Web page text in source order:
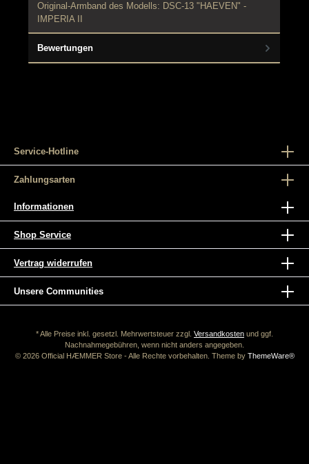
Original-Armband des Modells: DSC-13 "HAEVEN" -
IMPERIA II
Bewertungen
Service-Hotline
Zahlungsarten
Informationen
Shop Service
Vertrag widerrufen
Unsere Communities
* Alle Preise inkl. gesetzl. Mehrwertsteuer zzgl. Versandkosten und ggf.
Nachnahmegebühren, wenn nicht anders angegeben.
© 2026 Official HÆMMER Store - Alle Rechte vorbehalten. Theme by ThemeWare®